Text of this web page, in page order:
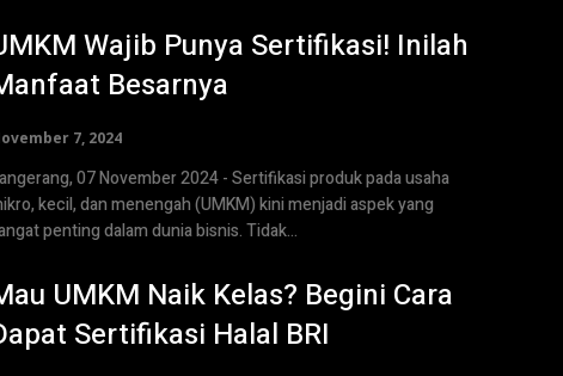
Wajib Punya Sertifikasi! Inilah
Besarnya
7, 2024
07 November 2024 - Sertifikasi produk pada usaha
kecil, dan menengah (UMKM) kini menjadi aspek yang
penting dalam dunia bisnis. Tidak...
UMKM Naik Kelas? Begini Cara
Sertifikasi Halal BRI